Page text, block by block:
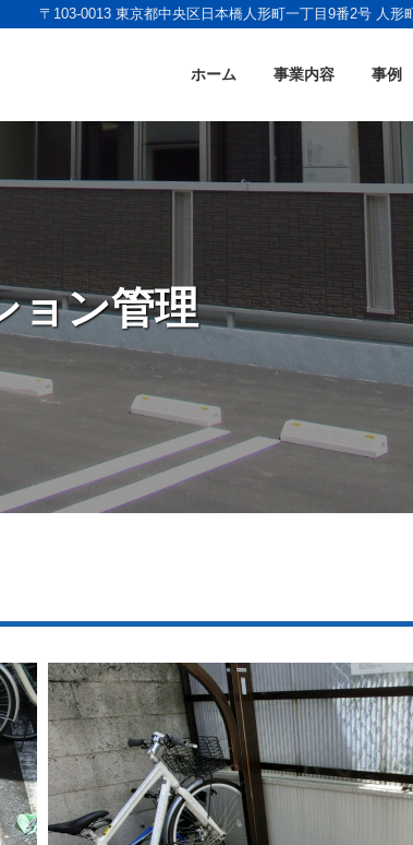
〒103-0013 東京都中央区日本橋人形町一丁目9番2号 人形
ホーム 事業内容 事例
ョン管理